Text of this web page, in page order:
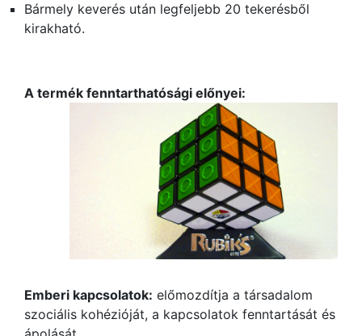
Bármely keverés után legfeljebb 20 tekerésből
kirakható.
A termék fenntarthatósági előnyei:
Emberi kapcsolatok: előmozdítja a társadalom
szociális kohézióját, a kapcsolatok fenntartását és